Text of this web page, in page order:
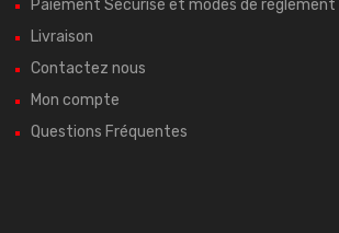
Paiement Sécurisé et modes de règlement
Livraison
Contactez nous
Mon compte
Questions Fréquentes